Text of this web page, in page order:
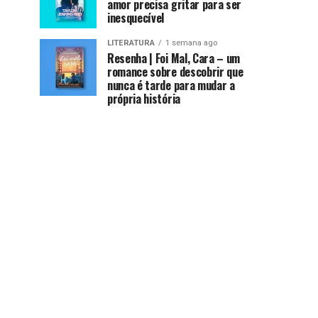
amor precisa gritar para ser
inesquecível
LITERATURA 1 semana ago
Resenha | Foi Mal, Cara – um
romance sobre descobrir que
nunca é tarde para mudar a
própria história